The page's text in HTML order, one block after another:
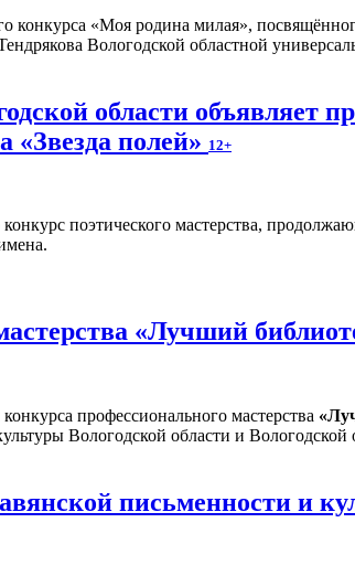
конкурса «Моя родина милая»,
Вологодской областной
области объявляет
«Звезда полей» 12+
поэтического мастерства,
«Лучший
профессионального мастерства
Вологодской области и
письменности и